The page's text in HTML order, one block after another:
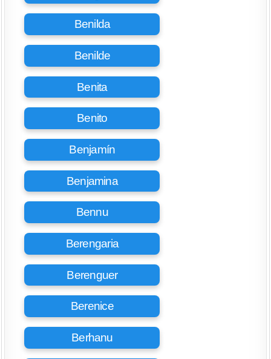
Benilda
Benilde
Benita
Benito
Benjamín
Benjamina
Bennu
Berengaria
Berenguer
Berenice
Berhanu